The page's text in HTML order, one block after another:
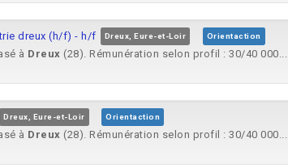
dreux (h/f) - h/f Dreux, Eure-et-Loir Orientaction
à Dreux (28). Rémunération selon profil : 30/40 000...
Dreux, Eure-et-Loir Orientaction
à Dreux (28). Rémunération selon profil : 30/40 000...